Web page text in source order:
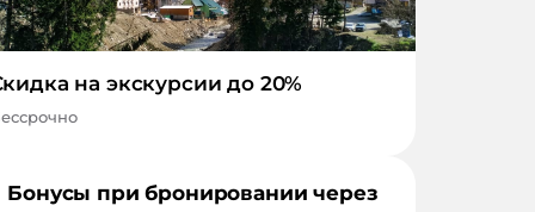
на экскурсии до 20%
Бонусы при бронировании через